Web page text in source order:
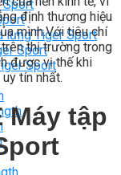
Sport
lưng Tiger Sport
Sport
Sport
định thương hiệu
mình.Với tiêu chí
thị trường trong
được vị thế khi
tín nhất.
Máy tập